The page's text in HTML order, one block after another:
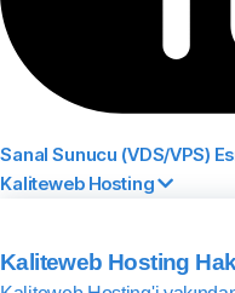
Sanal Sunucu (VDS/VPS)
Kaliteweb Hosting
Kaliteweb Hosting